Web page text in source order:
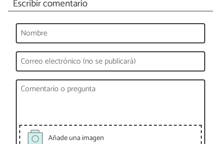
Escribir comentario
Añade una imagen